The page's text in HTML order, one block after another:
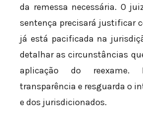
da remessa necessária. O
sentença precisará justificar
já está pacificada na
detalhar as circunstâncias
aplicação do reexame.
transparência e resguarda o
e dos jurisdicionados.